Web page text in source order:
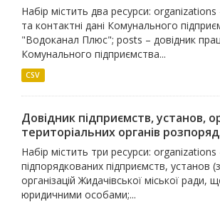
Набір містить два ресурси: organizations
та контактні дані Комунального
"Водоканал Плюс"; posts – довідник
Комунального підприємства...
CSV
Довідник підприємств, установ,
територіальних органів
Набір містить три ресурси: organizations
підпорядкованих підприємств, установ
організацій Жидачівської міської ради,
юридичними особами;...